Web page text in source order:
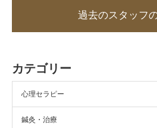
過去のスタッフ
カテゴリー
心理セラピー
鍼灸・治療